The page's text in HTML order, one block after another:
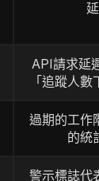
API請求延
「追蹤人
過期的工作
的統
警示標誌代